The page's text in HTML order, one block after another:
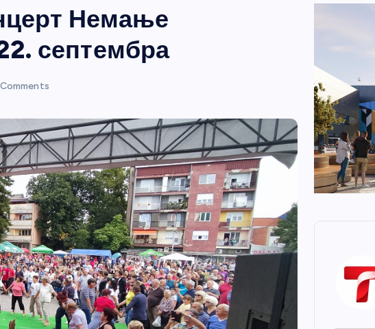
Немање
септембра